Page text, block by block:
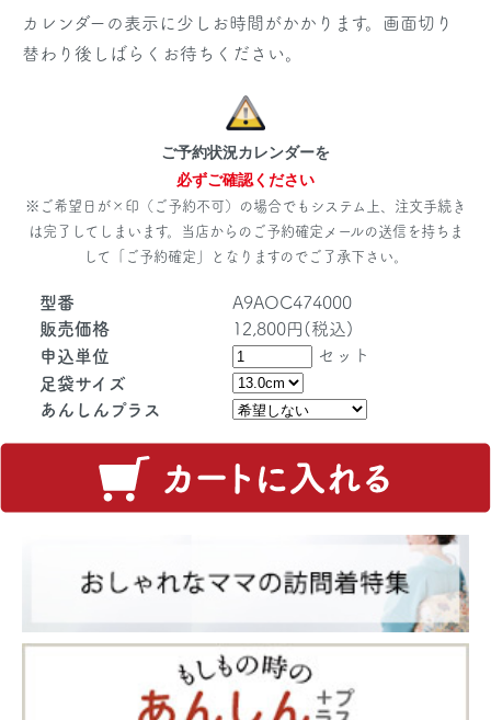
カレンダーの表示に少しお時間がかかります。画面切り
替わり後しばらくお待ちください。
ご予約状況カレンダーを
必ずご確認ください
※ご希望日が×印（ご予約不可）の場合でもシステム上、注文手続き
は完了してしまいます。当店からのご予約確定メールの送信を持ちま
して「ご予約確定」となりますのでご了承下さい。
型番
A9AOC474000
販売価格
12,800円(税込)
申込単位
セット
足袋サイズ
あんしんプラス